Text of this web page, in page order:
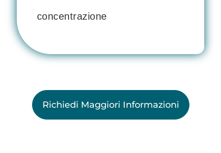
concentrazione
Richiedi Maggiori Informazioni